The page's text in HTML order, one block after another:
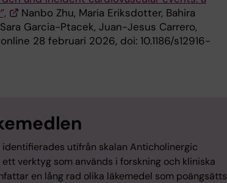
Nanbo Zhu, Maria Eriksdotter, Bahira
Garcia-Ptacek, Juan-Jesus Carrero,
online 28 februari 2026, doi: 10.1186/s12916-
utifrån skalan Anticholinergic
ett verktyg som används i forskning och kliniska
en lång rad olika läkemedel som poängsätts